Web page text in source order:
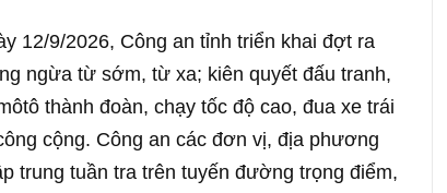
12/9/2026, Công an tỉnh triển khai đợt ra
ngừa từ sớm, từ xa; kiên quyết đấu tranh,
thành đoàn, chạy tốc độ cao, đua xe trái
cộng. Công an các đơn vị, địa phương
trung tuần tra trên tuyến đường trọng điểm,